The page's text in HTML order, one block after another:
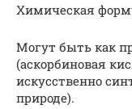
Химическая
Могут быть как
(аскорбиновая
искусственно
природе).